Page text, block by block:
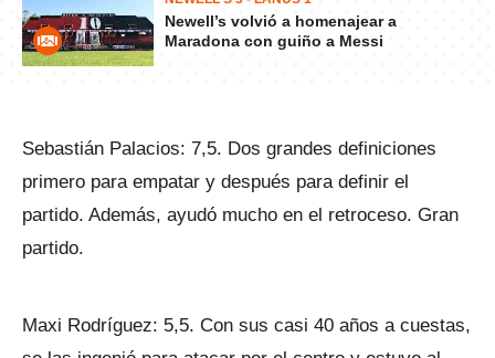
Newell’s volvió a homenajear a
Maradona con guiño a Messi
Sebastián Palacios: 7,5. Dos grandes definiciones
primero para empatar y después para definir el
partido. Además, ayudó mucho en el retroceso. Gran
partido.
Maxi Rodríguez: 5,5. Con sus casi 40 años a cuestas,